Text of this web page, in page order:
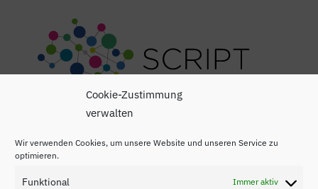
Cookie-Zustimmung
verwalten
Wir verwenden Cookies, um unsere Website und unseren Service zu
optimieren.
Funktional Immer aktiv